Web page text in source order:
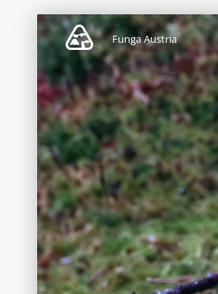
Funga Austria